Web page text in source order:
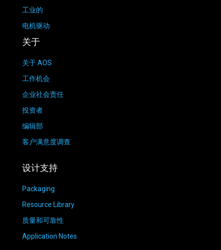
工业的
电机驱动
关于
关于 AOS
工作机会
企业社会责任
投资者
编辑部
客户满意度调查
设计支持
Packaging
Resource Library
质量和可靠性
Application Notes